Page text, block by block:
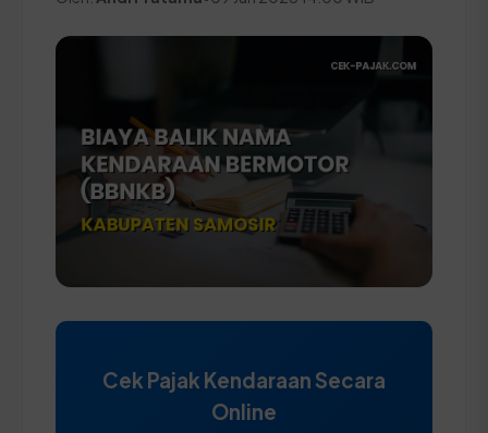
Cek Pajak Kendaraan Secara
Online